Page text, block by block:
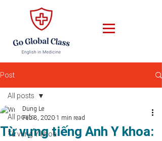
Post
All posts
Từ vựng Y khoa
All posts
Từ vựng tiếng Anh Y khoa:
Dung Le
Feb 8, 2020 1 min read